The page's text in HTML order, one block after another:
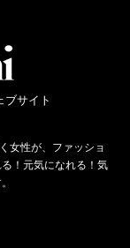
ブサイト
女性が、ファッショ
！元気になれる！気